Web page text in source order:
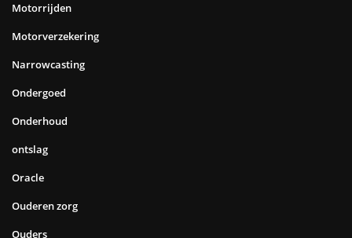
Motorrijden
Motorverzekering
Narrowcasting
Ondergoed
Onderhoud
ontslag
Oracle
Ouderen zorg
Ouders